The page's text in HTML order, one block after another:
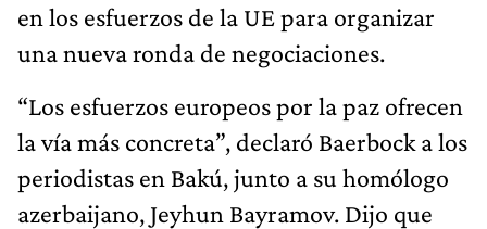
en los esfuerzos de la UE para organizar
una nueva ronda de negociaciones.
“Los esfuerzos europeos por la paz ofrecen
la vía más concreta”, declaró Baerbock a los
periodistas en Bakú, junto a su homólogo
azerbaijano, Jeyhun Bayramov. Dijo que